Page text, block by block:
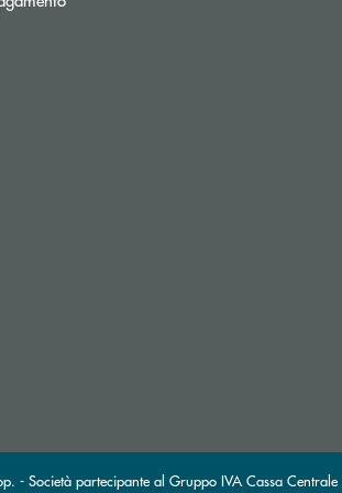
Società partecipante al Gruppo IVA Cassa Centrale